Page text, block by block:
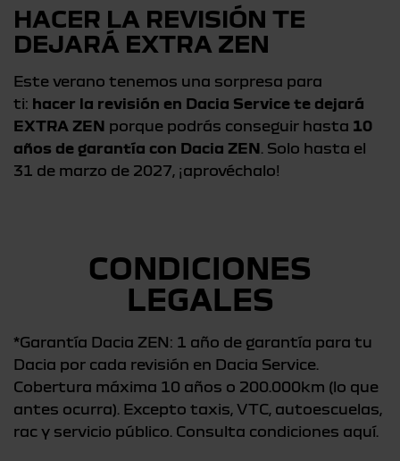
HACER LA REVISIÓN TE
DEJARÁ EXTRA ZEN
Este verano tenemos una sorpresa para
ti: hacer la revisión en Dacia Service te dejará
EXTRA ZEN porque podrás conseguir hasta 10
años de garantía con Dacia ZEN. Solo hasta el
31 de marzo de 2027, ¡aprovéchalo!
CONDICIONES
LEGALES
*Garantía Dacia ZEN: 1 año de garantía para tu
Dacia por cada revisión en Dacia Service.
Cobertura máxima 10 años o 200.000km (lo que
antes ocurra). Excepto taxis, VTC, autoescuelas,
rac y servicio público. Consulta condiciones aquí.